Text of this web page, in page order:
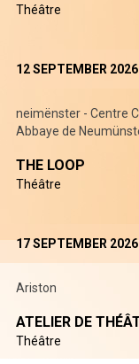
Théâtre
12 SEPTEMBER 2026
neimënster - Centre
Abbaye de
THE LOOP
Théâtre
17 SEPTEMBER 2026
Ariston
ATELIER DE
Théâtre